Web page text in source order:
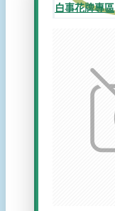
白事花牌專區